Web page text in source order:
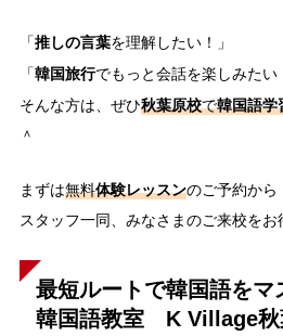
「 推しの言葉を理解したい！」
「 韓国旅行でもっと会話を楽しみたい
そんな方は、ぜひ秋葉原校で韓国語学
＾
まずは無料体験レッスンのご予約から
スタッフ一同、みなさまのご来校をお
最短ルートで韓国語をマ
韓国語教室 K Village秋